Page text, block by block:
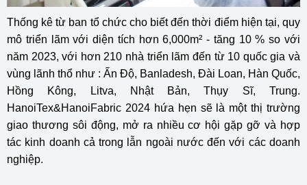
Thống kê từ ban tổ chức cho biết đến thời điểm hiện tại, quy
mô triển lãm với diện tích hơn 6,000m² - tăng 10 % so với
năm 2023, với hơn 210 nhà triển lãm đến từ 10 quốc gia và
vùng lãnh thổ như : Ấn Độ, Banladesh, Đài Loan, Hàn Quốc,
Hồng Kông, Litva, Nhật Bản, Thụy Sĩ, Trung.
HanoiTex&HanoiFabric 2024 hứa hẹn sẽ là một thị trường
giao thương sôi động, mở ra nhiều cơ hội gặp gỡ và hợp
tác kinh doanh cả trong lẫn ngoài nước đến với các doanh
nghiệp.